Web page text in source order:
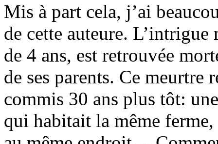
Mis à part cela, j’ai
de cette auteure.
de 4 ans, est retrouvée
de ses parents. Ce meurtre
commis 30 ans plus tôt:
qui habitait la même ferme,